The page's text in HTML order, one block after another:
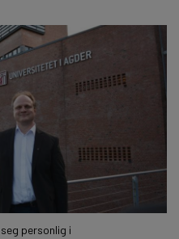
personlig i